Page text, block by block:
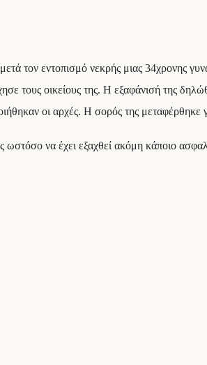
τον εντοπισμό νεκρής μιας 34χρονης
τους οικείους της. Η εξαφάνισή της
οι αρχές. Η σορός της μεταφέρθηκε
ωστόσο να έχει εξαχθεί ακόμη κάποιο